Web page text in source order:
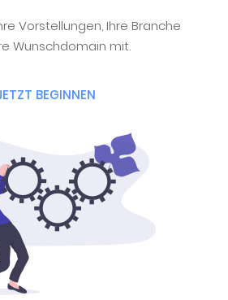
Vorstellungen, Ihre Branche
Wunschdomain mit.
BEGINNEN